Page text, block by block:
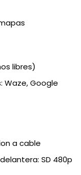
libres)
Waze, Google
a cable
SD 480p